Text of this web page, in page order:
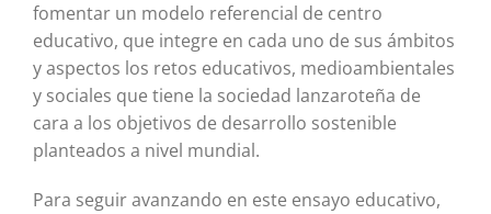
fomentar un modelo referencial de centro
educativo, que integre en cada uno de sus ámbitos
y aspectos los retos educativos, medioambientales
y sociales que tiene la sociedad lanzaroteña de
cara a los objetivos de desarrollo sostenible
planteados a nivel mundial.
Para seguir avanzando en este ensayo educativo,